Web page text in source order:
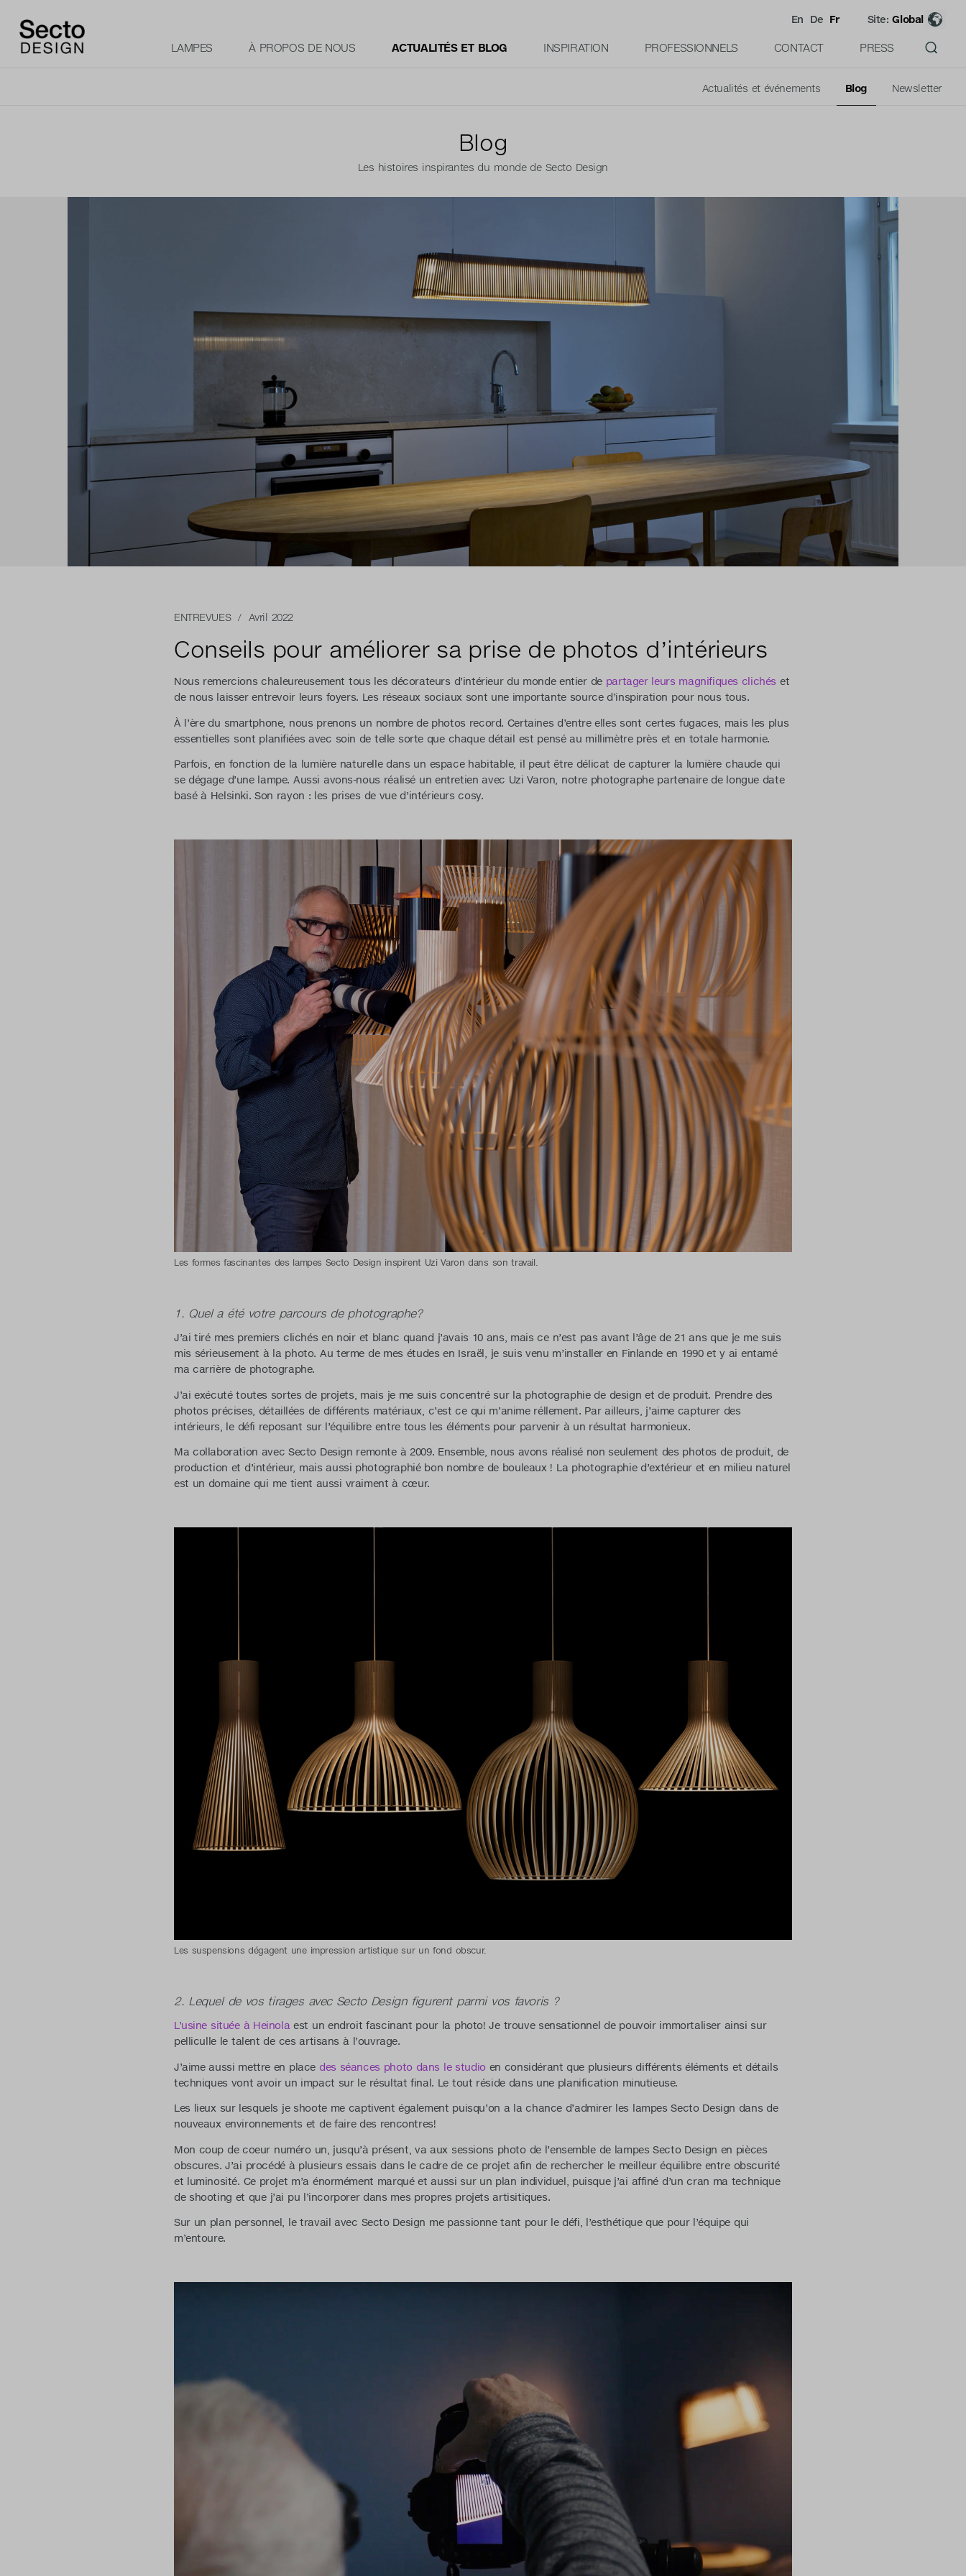
LAMPES À PROPOS DE NOUS ACTUALITÉS ET BLOG INSPIRATION PROFESSIONNELS CONTACT PRESS
En De Fr Site:Global
Actualités et événements Blog Newsletter
Blog
Les histoires inspirantes du monde de Secto Design
ENTREVUES/ Avril 2022
Conseils pour améliorer sa prise de photos d’intérieurs
Nous remercions chaleureusement tous les décorateurs d’intérieur du monde entier de partager leurs magnifiques clichés et
de nous laisser entrevoir leurs foyers. Les réseaux sociaux sont une importante source d’inspiration pour nous tous.
À l’ère du smartphone, nous prenons un nombre de photos record. Certaines d’entre elles sont certes fugaces, mais les plus
essentielles sont planifiées avec soin de telle sorte que chaque détail est pensé au millimètre près et en totale harmonie.
Parfois, en fonction de la lumière naturelle dans un espace habitable, il peut être délicat de capturer la lumière chaude qui
se dégage d’une lampe. Aussi avons-nous réalisé un entretien avec Uzi Varon, notre photographe partenaire de longue date
basé à Helsinki. Son rayon : les prises de vue d’intérieurs cosy.
Les formes fascinantes des lampes Secto Design inspirent Uzi Varon dans son travail.
1. Quel a été votre parcours de photographe?
J’ai tiré mes premiers clichés en noir et blanc quand j’avais 10 ans, mais ce n’est pas avant l’âge de 21 ans que je me suis
mis sérieusement à la photo. Au terme de mes études en Israël, je suis venu m’installer en Finlande en 1990 et y ai entamé
ma carrière de photographe.
J’ai exécuté toutes sortes de projets, mais je me suis concentré sur la photographie de design et de produit. Prendre des
photos précises, détaillées de différents matériaux, c’est ce qui m’anime réllement. Par ailleurs, j’aime capturer des
intérieurs, le défi reposant sur l’équilibre entre tous les éléments pour parvenir à un résultat harmonieux.
Ma collaboration avec Secto Design remonte à 2009. Ensemble, nous avons réalisé non seulement des photos de produit, de
production et d’intérieur, mais aussi photographié bon nombre de bouleaux ! La photographie d’extérieur et en milieu naturel
est un domaine qui me tient aussi vraiment à cœur.
Les suspensions dégagent une impression artistique sur un fond obscur.
2. Lequel de vos tirages avec Secto Design figurent parmi vos favoris ?
L’usine située à Heinola est un endroit fascinant pour la photo! Je trouve sensationnel de pouvoir immortaliser ainsi sur
pelliculle le talent de ces artisans à l’ouvrage.
J’aime aussi mettre en place des séances photo dans le studioen considérant que plusieurs différents éléments et détails
techniques vont avoir un impact sur le résultat final. Le tout réside dans une planification minutieuse.
Les lieux sur lesquels je shoote me captivent également puisqu’on a la chance d’admirer les lampes Secto Design dans de
nouveaux environnements et de faire des rencontres!
Mon coup de coeur numéro un, jusqu’à présent, va aux sessions photo de l’ensemble de lampes Secto Design en pièces
obscures. J’ai procédé à plusieurs essais dans le cadre de ce projet afin de rechercher le meilleur équilibre entre obscurité
et luminosité. Ce projet m’a énormément marqué et aussi sur un plan individuel, puisque j’ai affiné d’un cran ma technique
de shooting et que j’ai pu l’incorporer dans mes propres projets artisitiques.
Sur un plan personnel, le travail avec Secto Design me passionne tant pour le défi, l’esthétique que pour l’équipe qui
m’entoure.